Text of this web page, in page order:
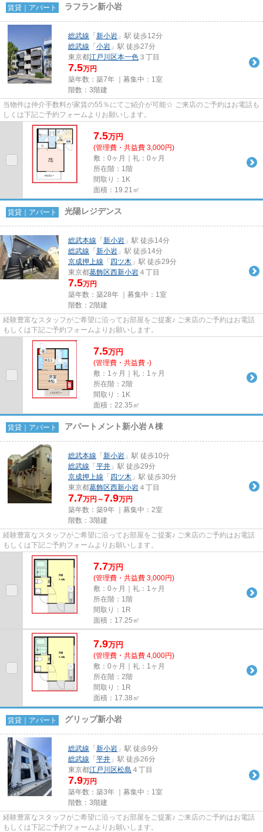
賃貸｜アパート ラフラン新小岩
総武線 「 新小岩 」駅 徒歩12分
総武線 「 小岩 」駅 徒歩27分
東京都江戸川区本一色 ３丁目
7.5万円
築年数：築7年 ｜募集中： 1室
階数：3階建
当物件は仲介手数料が家賃の55％にてご紹介が可能☆ ご来店のご予約はお電話も
しくは下記ご予約フォームよりお願いします。
7.5万円
(管理費・共益費 3,000円)
敷：0ヶ月｜礼：0ヶ月
所在階：1階
間取り：1K
面積：19.21㎡
賃貸｜アパート 光陽レジデンス
総武本線 「 新小岩 」駅 徒歩14分
総武線 「 新小岩 」駅 徒歩14分
京成押上線 「 四ツ木 」駅 徒歩29分
東京都葛飾区西新小岩 ４丁目
7.5万円
築年数：築28年 ｜募集中： 1室
階数：2階建
経験豊富なスタッフがご希望に沿ってお部屋をご提案♪ ご来店のご予約はお電話
もしくは下記ご予約フォームよりお願いします。
7.5万円
(管理費・共益費 -)
敷：1ヶ月｜礼：1ヶ月
所在階：2階
間取り：1K
面積：22.35㎡
賃貸｜アパート アパートメント新小岩Ａ棟
総武本線 「 新小岩 」駅 徒歩10分
総武線 「 平井 」駅 徒歩29分
京成押上線 「 四ツ木 」駅 徒歩30分
東京都葛飾区西新小岩 ４丁目
7.7万円～7.9万円
築年数：築9年 ｜募集中： 2室
階数：3階建
経験豊富なスタッフがご希望に沿ってお部屋をご提案♪ ご来店のご予約はお電話
もしくは下記ご予約フォームよりお願いします。
7.7万円
(管理費・共益費 3,000円)
敷：0ヶ月｜礼：1ヶ月
所在階：1階
間取り：1R
面積：17.25㎡
7.9万円
(管理費・共益費 4,000円)
敷：0ヶ月｜礼：1ヶ月
所在階：2階
間取り：1R
面積：17.38㎡
賃貸｜アパート グリップ新小岩
総武線 「 新小岩 」駅 徒歩9分
総武線 「 平井 」駅 徒歩26分
東京都江戸川区松島 ４丁目
7.9万円
築年数：築3年 ｜募集中： 1室
階数：3階建
経験豊富なスタッフがご希望に沿ってお部屋をご提案♪ ご来店のご予約はお電話
もしくは下記ご予約フォームよりお願いします。